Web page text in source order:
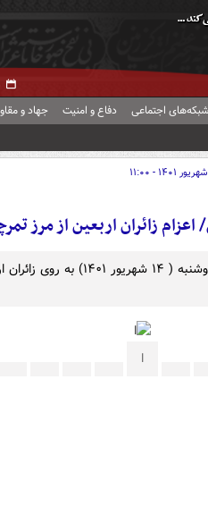
شبکه‌های اجتماعی دفاع و امنیت جهاد و
زائران اربعین از مرز
مرز تمرچین در شهرستان پیرانشهر
ا